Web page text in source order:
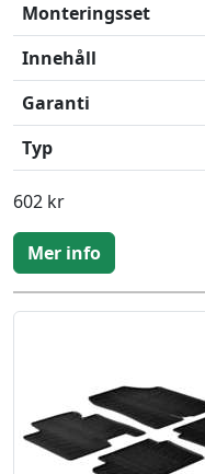
Monteringsset
Innehåll
Garanti
Typ
602 kr
Mer info